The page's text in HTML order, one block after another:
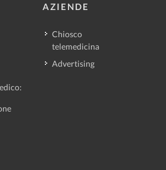
AZIENDE
Chiosco
telemedicina
Advertising